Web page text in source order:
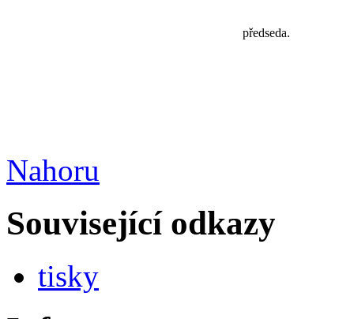
předseda.
Nahoru
Související odkazy
tisky